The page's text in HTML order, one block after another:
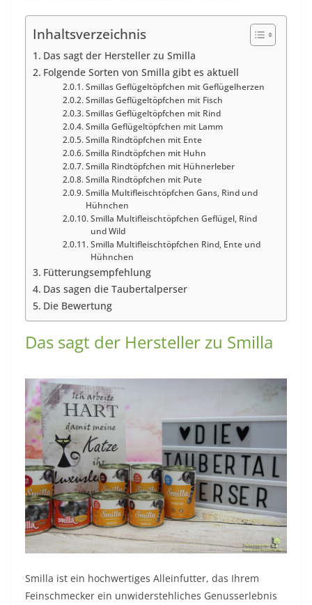
Inhaltsverzeichnis
Das sagt der Hersteller zu Smilla
Folgende Sorten von Smilla gibt es aktuell
Smillas Geflügeltöpfchen mit Geflügelherzen
Smillas Geflügeltöpfchen mit Fisch
Smillas Geflügeltöpfchen mit Rind
Smilla Geflügeltöpfchen mit Lamm
Smilla Rindtöpfchen mit Ente
Smilla Rindtöpfchen mit Huhn
Smilla Rindtöpfchen mit Hühnerleber
Smilla Rindtöpfchen mit Pute
Smilla Multifleischtöpfchen Gans, Rind und
Hühnchen
Smilla Multifleischtöpfchen Geflügel, Rind
und Wild
Smilla Multifleischtöpfchen Rind, Ente und
Hühnchen
Fütterungsempfehlung
Das sagen die Taubertalperser
Die Bewertung
Das sagt der Hersteller zu Smilla
Smilla ist ein hochwertiges Alleinfutter, das Ihrem
Feinschmecker ein unwiderstehliches Genusserlebnis